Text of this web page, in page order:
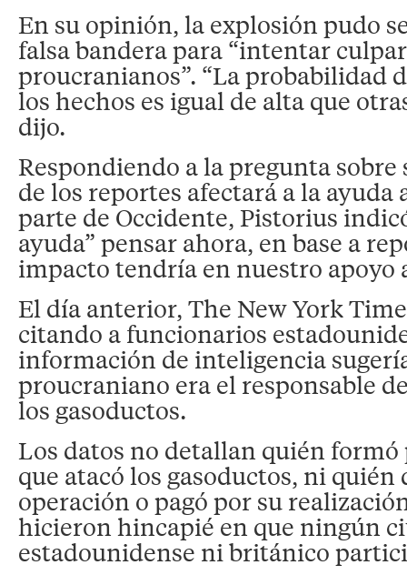
En su opinión, la explosión pudo
falsa bandera para “intentar
proucranianos”. “La probabilidad
los hechos es igual de alta que
dijo.
Respondiendo a la pregunta
de los reportes afectará a la ayuda
parte de Occidente, Pistorius
ayuda” pensar ahora, en base a
impacto tendría en nuestro apoyo
El día anterior, The New York
citando a funcionarios
información de inteligencia
proucraniano era el responsable
los gasoductos.
Los datos no detallan quién
que atacó los gasoductos, ni
operación o pagó por su
hicieron hincapié en que ningún
estadounidense ni británico